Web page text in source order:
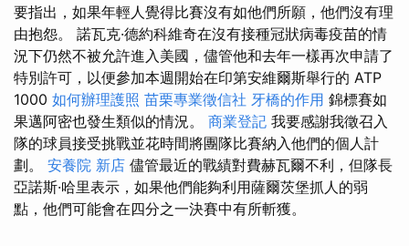
要指出，如果年輕人覺得比賽沒有如他們所願，他們沒有理
由抱怨。 諾瓦克·德約科維奇在沒有接種冠狀病毒疫苗的情
況下仍然不被允許進入美國，儘管他和去年一樣再次申請了
特別許可，以便參加本週開始在印第安維爾斯舉行的 ATP
1000 如何辦理護照 苗栗專業徵信社 牙橋的作用 錦標賽如
果邁阿密也發生類似的情況。 商業登記 我要感謝我徵召入
隊的球員接受挑戰並花時間將團隊比賽納入他們的個人計
劃。 安養院 新店 儘管最近的戰績對費赫瓦爾不利，但隊長
亞諾斯·哈里表示，如果他們能夠利用薩爾茨堡抓人的弱
點，他們可能會在四分之一決賽中有所斬獲。